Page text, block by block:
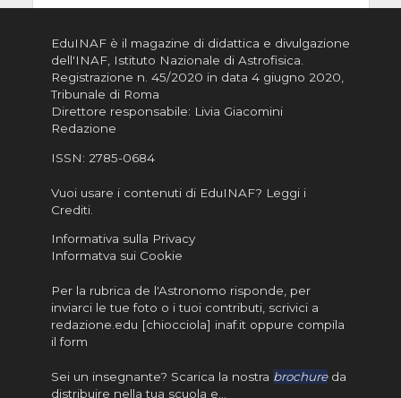
EduINAF è il magazine di didattica e divulgazione
dell'INAF, Istituto Nazionale di Astrofisica
Registrazione n. 45/2020 in data 4 giugno 2020,
Tribunale di Roma
Direttore responsabile: Livia Giacomini
Redazione
ISSN: 2785-0684
Vuoi usare i contenuti di EduINAF? Leggi i
Crediti.
Informativa sulla Privacy
Informatva sui Cookie
Per la rubrica de l'Astronomo risponde, per
inviarci le tue foto o i tuoi contributi, scrivici a
redazione.edu [chiocciola] inaf.it oppure compila
il form
Sei un insegnante? Scarica la nostra brochureda
distribuire nella tua scuola e…